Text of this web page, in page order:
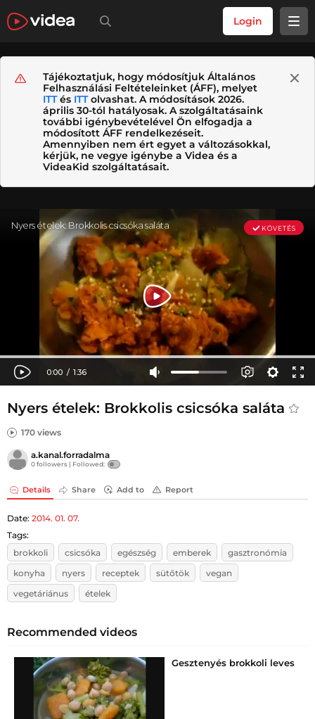
Login
Tájékoztatjuk, hogy módosítjuk Általános
Felhasználási Feltételeinket (ÁFF), melyet
ITTés ITTolvashat. A módosítások 2026.
április 30-tól hatályosak. A szolgáltatásaink
további igénybevételével Ön elfogadja a
módosított ÁFF rendelkezéseit.
Amennyiben nem ért egyet a változásokkal,
kérjük, ne vegye igénybe a Videa és a
VideaKid szolgáltatásait.
Nyers ételek: Brokkolis csicsóka saláta
170 views
a.kanal.forradalma
0 followers | Followed:
Details Share Add to Report
Date: 2014. 01. 07.
Tags:
brokkoli
csicsóka egészség emberek
gasztronómia
konyha
nyers receptek sütőtök
vegan
vegetáriánus
ételek
Recommended videos
Gesztenyés brokkoli leves